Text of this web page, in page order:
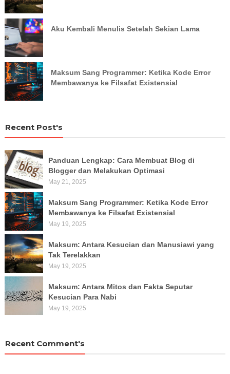
Aku Kembali Menulis Setelah Sekian Lama
Maksum Sang Programmer: Ketika Kode Error
Membawanya ke Filsafat Existensial
Recent Post's
Panduan Lengkap: Cara Membuat Blog di
Blogger dan Melakukan Optimasi
May 21, 2025
Maksum Sang Programmer: Ketika Kode Error
Membawanya ke Filsafat Existensial
May 19, 2025
Maksum: Antara Kesucian dan Manusiawi yang
Tak Terelakkan
May 19, 2025
Maksum: Antara Mitos dan Fakta Seputar
Kesucian Para Nabi
May 19, 2025
Recent Comment's